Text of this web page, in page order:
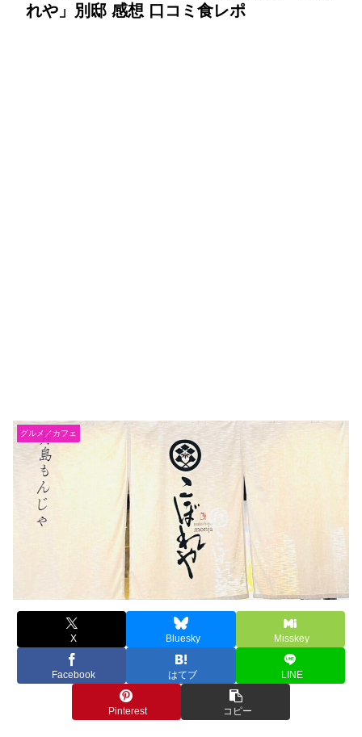
れや」別邸 感想 口コミ食レポ
グルメ／カフェ
X Bluesky Misskey
Facebook はてブ LINE
Pinterest コピー